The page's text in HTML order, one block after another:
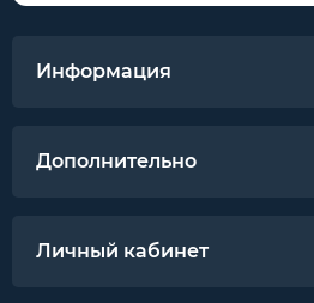
Информация
Дополнительно
Личный кабинет